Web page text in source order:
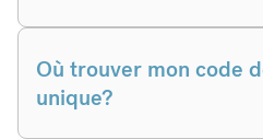
Où trouver mon code
unique?